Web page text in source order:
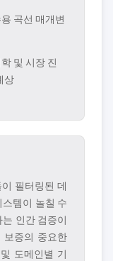
곡선 매개변
및 시장 진
상
필터링된 데
템이 놀칠 수
인간 검증이
보증의 중요한
도메인별 기